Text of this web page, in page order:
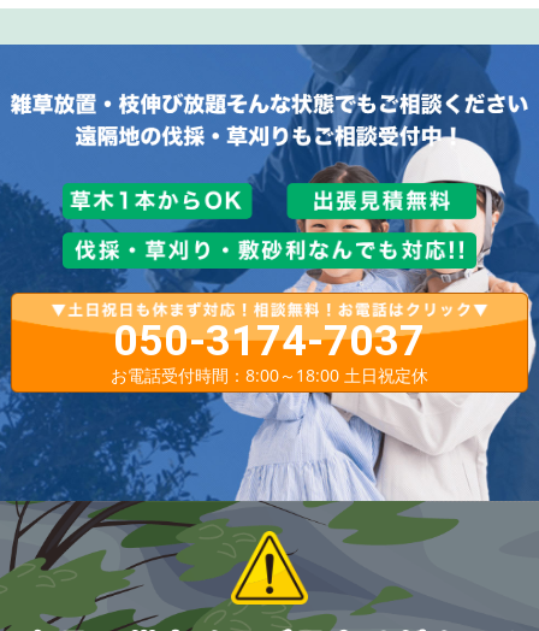
050-3174-7037
お電話受付時間：8:00～18:00 土日祝定休